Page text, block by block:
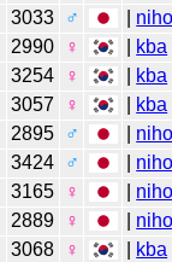
3033 ♂
2990 ♀ kba
3254 ♀ kba
3057 ♀ kba
2895 ♂
3424 ♂
3165 ♀
2889 ♀
3068 ♀ kba